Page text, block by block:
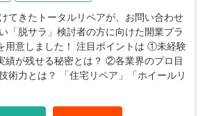
てきたトータルリペアが、お問い合わせ
「脱サラ」検討者の方に向けた開業プラ
用意しました！ 注目ポイントは ①未経験
績が残せる秘密とは？ ②各業界のプロ目
術力とは？ 「住宅リペア」「ホイールリ